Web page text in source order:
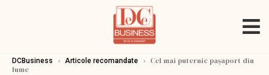
DCBusiness › Articole recomandate › Cel mai puternic pașaport din
lume